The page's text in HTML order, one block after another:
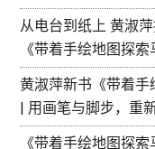
从电台到纸上 黄淑
《带着手绘地图探
黄淑萍新书《带着
| 用画笔与脚步，重
《带着手绘地图探